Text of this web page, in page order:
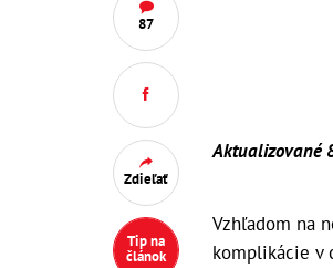
87
Zdieľať
Tip na
článok
Aktualizované
Vzhľadom na
komplikácie v